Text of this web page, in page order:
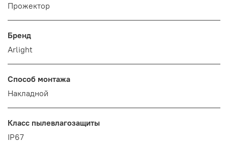
Прожектор
Бренд
Arlight
Способ монтажа
Накладной
Класс пылевлагозащиты
IP67